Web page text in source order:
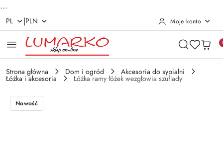
...
Przejdź do treści głównej
Przejdź do wyszukiwarki
Przejdź do moje konto
Przejdź do menu głównego
Przejdź do opisu produktu
Przejdź do stopki
PL |PLN Moje konto
Strona główna Dom i ogród Akcesoria do sypialni
Łóżka i akcesoria Łóżka ramy łóżek wezgłowia szuflady
Nowość